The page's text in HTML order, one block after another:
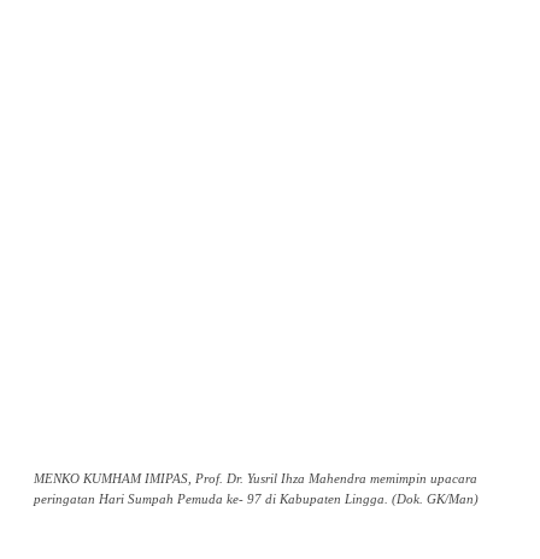
MENKO KUMHAM IMIPAS, Prof. Dr. Yusril Ihza Mahendra memimpin upacara
peringatan Hari Sumpah Pemuda ke- 97 di Kabupaten Lingga. (Dok. GK/Man)